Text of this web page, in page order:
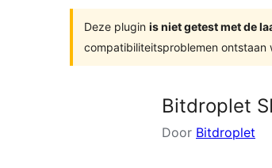
Deze plugin is niet getest met de
compatibiliteitsproblemen ontstaan
Bitdroplet
Door Bitdroplet